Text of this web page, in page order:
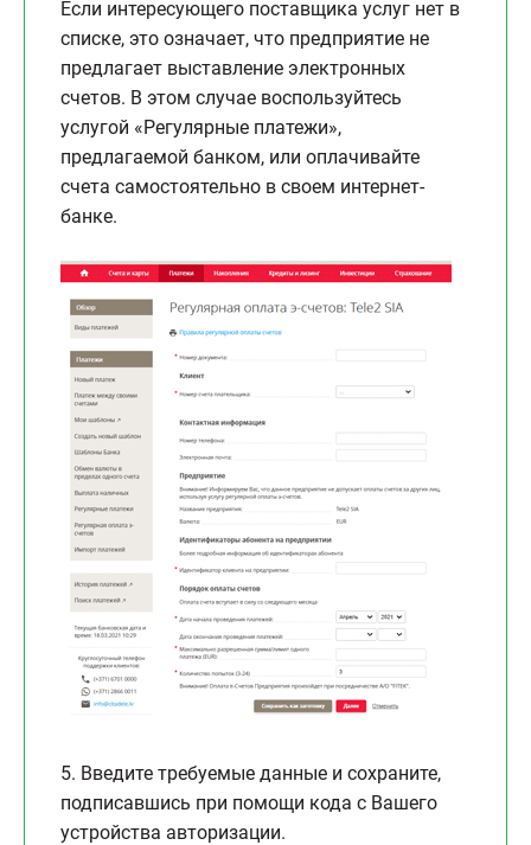
Если интересующего поставщика услуг нет в
списке, это означает, что предприятие не
предлагает выставление электронных
счетов. В этом случае воспользуйтесь
услугой «Регулярные платежи»,
предлагаемой банком, или оплачивайте
счета самостоятельно в своем интернет-
банке.
5. Введите требуемые данные и сохраните,
подписавшись при помощи кода с Вашего
устройства авторизации.